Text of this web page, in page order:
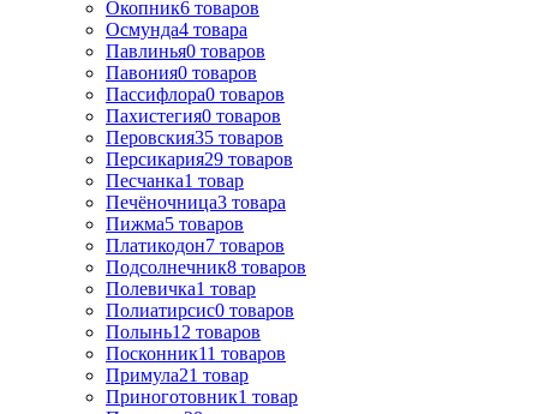
Окопник6 товаров
Осмунда4 товара
Павлинья0 товаров
Павония0 товаров
Пассифлора0 товаров
Пахистегия0 товаров
Перовския35 товаров
Персикария29 товаров
Песчанка1 товар
Печёночница3 товара
Пижма5 товаров
Платикодон7 товаров
Подсолнечник8 товаров
Полевичка1 товар
Полиатирсис0 товаров
Полынь12 товаров
Посконник11 товаров
Примула21 товар
Приноготовник1 товар